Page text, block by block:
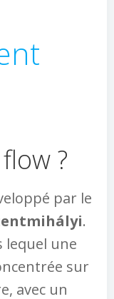
?
par le
.
lequel une
sur
avec un